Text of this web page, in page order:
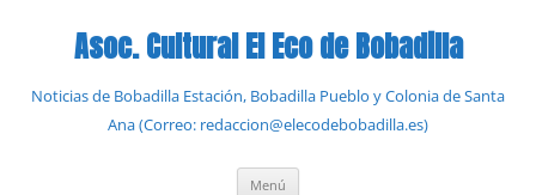
contenidoAsoc. Cultural El Eco de Bobadilla
Noticias de Bobadilla Estación, Bobadilla Pueblo y Colonia de Santa
Ana (Correo: redaccion@elecodebobadilla.es)
Menú